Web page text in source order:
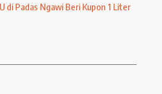
di Padas Ngawi Beri Kupon 1 Liter